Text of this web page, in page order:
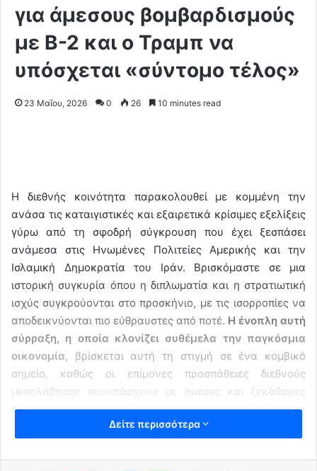
για άμεσους βομβαρδισμούς
με B-2 και ο Τραμπ να
υπόσχεται «σύντομο τέλος»
23 Μαΐου, 2026 0 26 10 minutes read
Η διεθνής κοινότητα παρακολουθεί με κομμένη την
ανάσα τις καταιγιστικές και εξαιρετικά κρίσιμες εξελίξεις
γύρω από τη σφοδρή σύγκρουση που έχει ξεσπάσει
ανάμεσα στις Ηνωμένες Πολιτείες Αμερικής και την
Ισλαμική Δημοκρατία του Ιράν. Βρισκόμαστε σε μια
ιστορική συγκυρία όπου η διπλωματία και η στρατιωτική
ισχύς συγκρούονται στο προσκήνιο, με τις ισορροπίες να
αποδεικνύονται πιο εύθραυστες από ποτέ. Η ένοπλη αυτή
σύρραξη, η οποία κλονίζει συθέμελα την παγκόσμια
οικονομία, βρίσκεται αυτή τη στιγμή σε ένα κομβικό
σημείο, καθώς οι επίμονες προσπάθειες διεθνούς
μεσολάβησης συνυπάρχουν με άμεσες και ξεκάθαρες
απειλές για επανέναρξη των σφοδρών βομβαρδισμών.
Μέσα σε αυτό το εκρηκτικό κλίμα, η παγκόσμια
μηνύματα που εκπέμπονται, καθώς η απειλή του
Δείτε περισσότερα